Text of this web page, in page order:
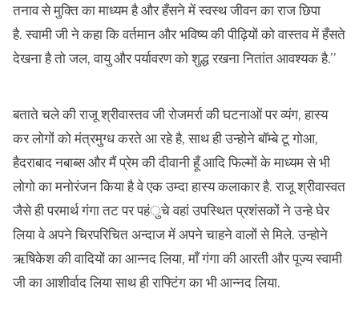
तनाव से मुक्ति का माध्यम है और हँसने में स्वस्थ जीवन का राज छिपा
है. स्वामी जी ने कहा कि वर्तमान और भविष्य की पीढ़ियों को वास्तव में हँसते
देखना है तो जल, वायु और पर्यावरण को शुद्ध रखना नितांत आवश्यक है.’’
बताते चले की राजू श्रीवास्तव जी रोजमर्रा की घटनाओं पर व्यंग, हास्य
कर लोगों को मंत्रमुग्ध करते आ रहे है, साथ ही उन्होने बाॅम्बे टू गोआ,
हैदराबाद नबाब्स और मैं प्रेम की दीवानी हूँ आदि फिल्मों के माध्यम से भी
लोगो का मनोरंजन किया है वे एक उम्दा हास्य कलाकार है. राजू श्रीवास्वत
जैसे ही परमार्थ गंगा तट पर पहंुचे वहां उपस्थित प्रशंसकों ने उन्हे घेर
लिया वे अपने चिरपरिचित अन्दाज में अपने चाहने वालों से मिले. उन्होने
ऋषिकेश की वादियों का आन्नद लिया, माँ गंगा की आरती और पूज्य स्वामी
जी का आशीर्वाद लिया साथ ही राफ्टिंग का भी आन्नद लिया.